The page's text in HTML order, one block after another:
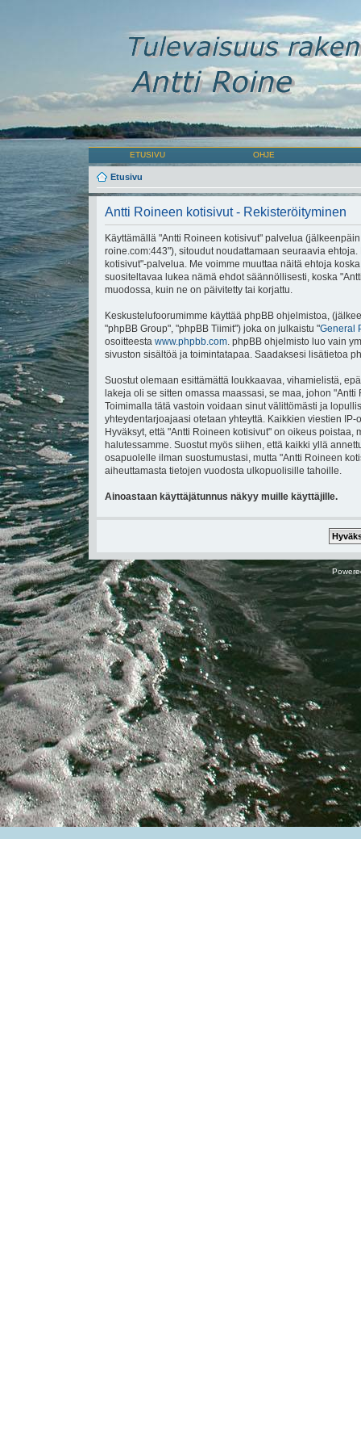
ETUSIVU OHJE
Etusivu
Antti Roineen kotisivut - Rekisteröityminen
Käyttämällä "Antti Roineen kotisivut" palvelua
roine.com:443"), sitoudut noudattamaan seuraavia
kotisivut"-palvelua. Me voimme muuttaa näitä ehtoja
suositeltavaa lukea nämä ehdot säännöllisesti, koska
muodossa, kuin ne on päivitetty tai korjattu.
Keskustelufoorumimme käyttää phpBB ohjelmistoa,
"phpBB Group", "phpBB Tiimit") joka on julkaistu "General
osoitteesta www.phpbb.com. phpBB ohjelmisto luo vain
sivuston sisältöä ja toimintatapaa. Saadaksesi lisätietoa
Suostut olemaan esittämättä loukkaavaa, vihamielistä,
lakeja oli se sitten omassa maassasi, se maa, johon
Toimimalla tätä vastoin voidaan sinut välittömästi ja
yhteydentarjoajaasi otetaan yhteyttä. Kaikkien viestien
Hyväksyt, että "Antti Roineen kotisivut" on oikeus
halutessamme. Suostut myös siihen, että kaikki yllä
osapuolelle ilman suostumustasi, mutta "Antti Roineen
aiheuttamasta tietojen vuodosta ulkopuolisille tahoille.
Ainoastaan käyttäjätunnus näkyy muille käyttäjille.